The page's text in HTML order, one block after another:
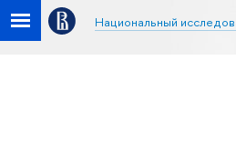
Национальный